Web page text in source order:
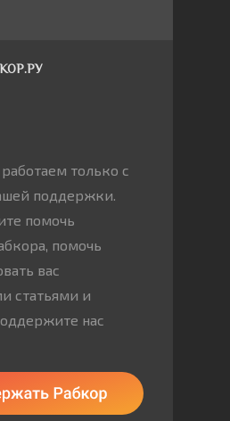
только с
поддержки.
помочь
помочь
вас
статьями и
нас